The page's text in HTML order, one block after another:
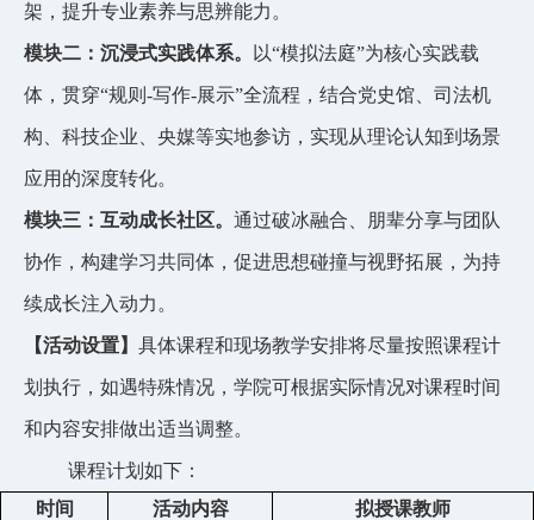
架，提升专业素养与思辨能力。
模块二：沉浸式实践体系。 以“模拟法庭”为核心实践载
体，贯穿“规则-写作-展示”全流程，结合党史馆、司法机
构、科技企业、央媒等实地参访，实现从理论认知到场景
应用的深度转化。
模块三：互动成长社区。 通过破冰融合、朋辈分享与团队
协作，构建学习共同体，促进思想碰撞与视野拓展，为持
续成长注入动力。
【活动设置】 具体课程和现场教学安排将尽量按照课程计
划执行，如遇特殊情况，学院可根据实际情况对课程时间
和内容安排做出适当调整。
课程计划如下：
时间
活动内容 拟授课教师